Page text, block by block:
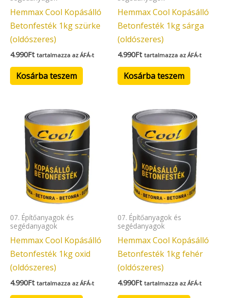
Hemmax Cool Kopásálló
Betonfesték 1kg szürke
(oldószeres)
4.990Ft tartalmazza az ÁFÁ-t
Kosárba teszem
Hemmax Cool Kopásálló
Betonfesték 1kg sárga
(oldószeres)
4.990Ft tartalmazza az ÁFÁ-t
Kosárba teszem
07. Építőanyagok és
segédanyagok
Hemmax Cool Kopásálló
Betonfesték 1kg oxid
(oldószeres)
4.990Ft tartalmazza az ÁFÁ-t
07. Építőanyagok és
segédanyagok
Hemmax Cool Kopásálló
Betonfesték 1kg fehér
(oldószeres)
4.990Ft tartalmazza az ÁFÁ-t